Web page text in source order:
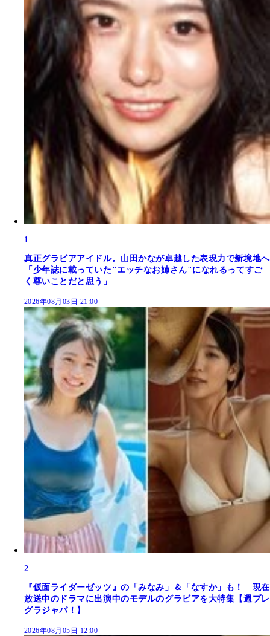
1
真正グラビアアイドル。山田かなが卓越した表現力で新境地へ
「少年誌に載っていた"エッチなお姉さん"になれるってすご
く尊いことだと思う」
2026年08月03日 21:00
2
『仮面ライダーゼッツ』の「みなみ」＆「なすか」も！ 現在
放送中のドラマに出演中のモデルのグラビアを大特集【週プレ
グラジャパ！】
2026年08月05日 12:00